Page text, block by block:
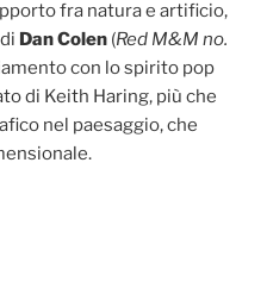
fra natura e artificio,
Dan Colen (Red M&M no.
con lo spirito pop
di Keith Haring, più che
nel paesaggio, che